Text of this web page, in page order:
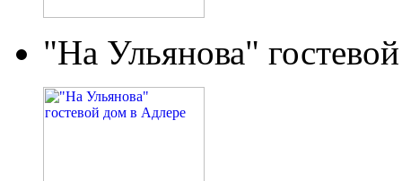
"На Ульянова"